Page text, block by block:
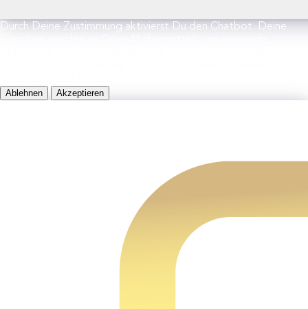
Durch Deine Zustimmung aktivierst Du den Chatbot. Deine
Ablehnen Akzeptieren